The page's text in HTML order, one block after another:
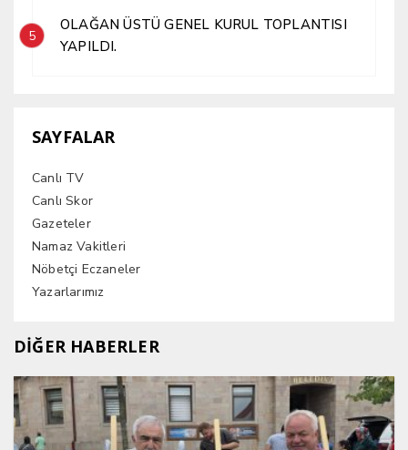
5
OLAĞAN ÜSTÜ GENEL KURUL TOPLANTISI
YAPILDI.
SAYFALAR
Canlı TV
Canlı Skor
Gazeteler
Namaz Vakitleri
Nöbetçi Eczaneler
Yazarlarımız
DİĞER HABERLER